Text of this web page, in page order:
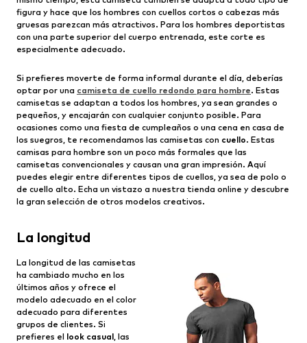
figura y hace que los hombres con cuellos cortos o cabezas más
gruesas parezcan más atractivos. Para los hombres deportistas
con una parte superior del cuerpo entrenada, este corte es
especialmente adecuado.
Si prefieres moverte de forma informal durante el día, deberías
optar por una camiseta de cuello redondo para hombre. Estas
camisetas se adaptan a todos los hombres, ya sean grandes o
pequeños, y encajarán con cualquier conjunto posible. Para
ocasiones como una fiesta de cumpleaños o una cena en casa de
los suegros, te recomendamos las camisetas con cuello. Estas
camisas para hombre son un poco más formales que las
camisetas convencionales y causan una gran impresión. Aquí
puedes elegir entre diferentes tipos de cuellos, ya sea de polo o
de cuello alto. Echa un vistazo a nuestra tienda online y descubre
la gran selección de otros modelos creativos.
La longitud
La longitud de las camisetas
ha cambiado mucho en los
últimos años y ofrece el
modelo adecuado en el color
adecuado para diferentes
grupos de clientes. Si
prefieres el look casual, las